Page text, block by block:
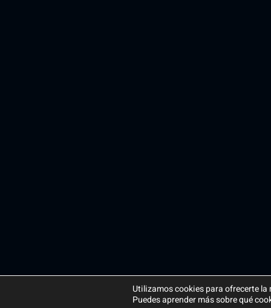
Utilizamos cookies para ofrecerte
Puedes aprender más sobre qué